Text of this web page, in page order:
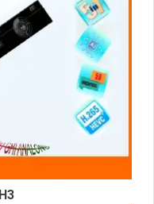
trên thị trường. Hãy
vụ tốt nhất và
về giải pháp an
sẽ giúp bạn thành
và tăng cơ hội bán
hay câu hỏi nào
trợ bạn tốt hơn!